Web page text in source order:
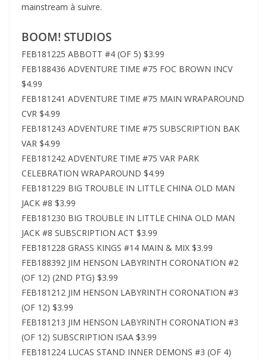
mainstream à suivre.
BOOM! STUDIOS
FEB181225 ABBOTT #4 (OF 5) $3.99
FEB188436 ADVENTURE TIME #75 FOC BROWN INCV
$4.99
FEB181241 ADVENTURE TIME #75 MAIN WRAPAROUND
CVR $4.99
FEB181243 ADVENTURE TIME #75 SUBSCRIPTION BAK
VAR $4.99
FEB181242 ADVENTURE TIME #75 VAR PARK
CELEBRATION WRAPAROUND $4.99
FEB181229 BIG TROUBLE IN LITTLE CHINA OLD MAN
JACK #8 $3.99
FEB181230 BIG TROUBLE IN LITTLE CHINA OLD MAN
JACK #8 SUBSCRIPTION ACT $3.99
FEB181228 GRASS KINGS #14 MAIN & MIX $3.99
FEB188392 JIM HENSON LABYRINTH CORONATION #2
(OF 12) (2ND PTG) $3.99
FEB181212 JIM HENSON LABYRINTH CORONATION #3
(OF 12) $3.99
FEB181213 JIM HENSON LABYRINTH CORONATION #3
(OF 12) SUBSCRIPTION ISAA $3.99
FEB181224 LUCAS STAND INNER DEMONS #3 (OF 4)